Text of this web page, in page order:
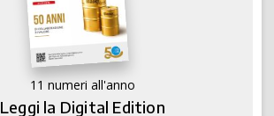
11 numeri all'anno
Leggi la Digital Edition